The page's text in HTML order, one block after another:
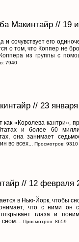
Макинтайр // 19
и сочувствует его
о том, что Коппер не
из группы с
7940
// 23 января
как «Королева кантри»,
и более 60
она занимает
во всех... Просмотров: 9310
// 12 февраля
в Нью-Йорк, чтобы
что с ними он
глаза и
сном.... Просмотров: 8659